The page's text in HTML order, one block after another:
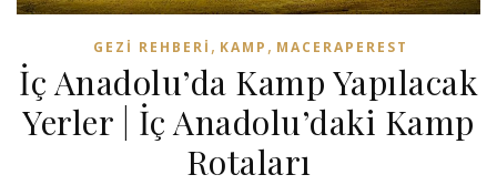
GEZI REHBERI , KAMP , MACERAPEREST
İç Anadolu’da Kamp Yapılacak
Yerler | İç Anadolu’daki Kamp
Rotaları